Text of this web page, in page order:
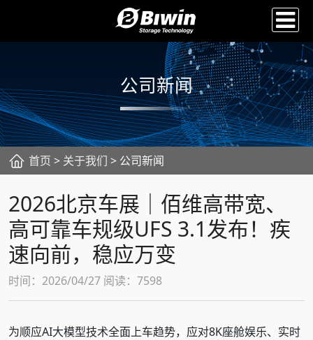
公司新闻
首页 > 关于我们 > 公司新闻
2026北京车展｜佰维高带宽、
高可靠车规级UFS 3.1发布！疾
速向前，稳应万变
时间：2026/04/27 阅读：7598
为顺应AI大模型技术全面上车趋势，应对8K座舱娱乐、实时